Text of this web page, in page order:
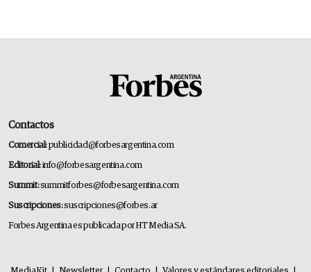
Contactos
Comercial:publicidad@forbesargentina.com
Editorial:info@forbesargentina.com
Summit:summitforbes@forbesargentina.com
Suscripciones:suscripciones@forbes.ar
Forbes Argentina es publicada por HT Media SA.